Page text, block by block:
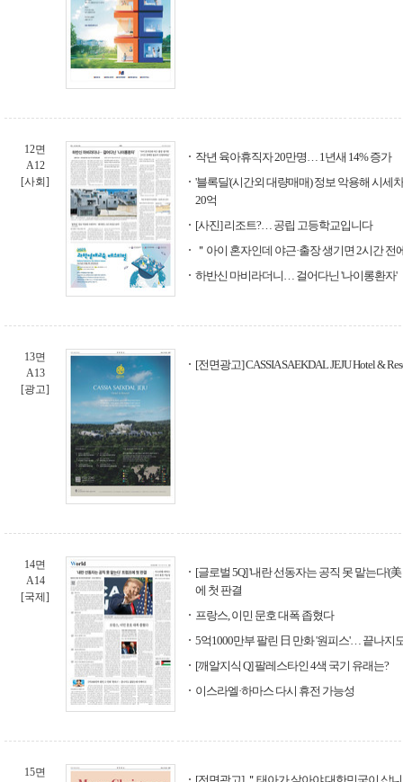
12면
A12
[사회]
작년 육아휴직자 20만명… 1년새 14% 증가
'블록딜'(시간외 대량매매) 정보 악용해 시세
20억
[사진] 리조트?… 공립 고등학교입니다
＂아이 혼자인데 야근·출장 생기면 2시간
하반신 마비라더니… 걸어다닌 '나이롱환자'
13면
A13
[광고]
[전면광고] CASSIA SAEKDAL JEJU Hotel &
14면
A14
[국제]
[글로벌 5Q] '내란 선동자는 공직 못 맡는다'(
에 첫 판결
프랑스, 이민 문호 대폭 좁혔다
5억1000만부 팔린 日 만화 '원피스'… 끝나지
[깨알지식 Q] 팔레스타인 4색 국기 유래는?
이스라엘·하마스 다시 휴전 가능성
15면